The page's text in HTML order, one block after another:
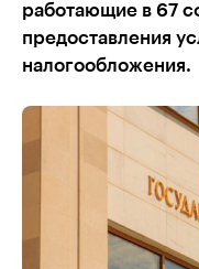
работающие в 67
предоставления
налогообложения.